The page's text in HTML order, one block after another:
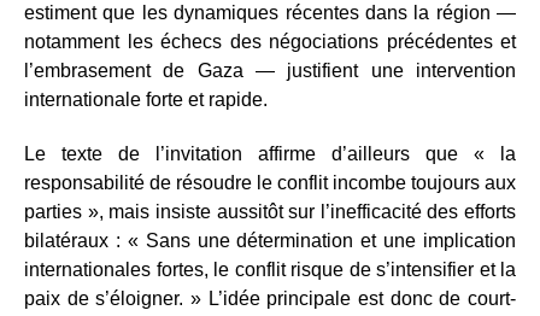
estiment que les dynamiques récentes dans la région —
notamment les échecs des négociations précédentes et
l’embrasement de Gaza — justifient une intervention
internationale forte et rapide.
Le texte de l’invitation affirme d’ailleurs que « la
responsabilité de résoudre le conflit incombe toujours aux
parties », mais insiste aussitôt sur l’inefficacité des efforts
bilatéraux : « Sans une détermination et une implication
internationales fortes, le conflit risque de s’intensifier et la
paix de s’éloigner. » L’idée principale est donc de court-